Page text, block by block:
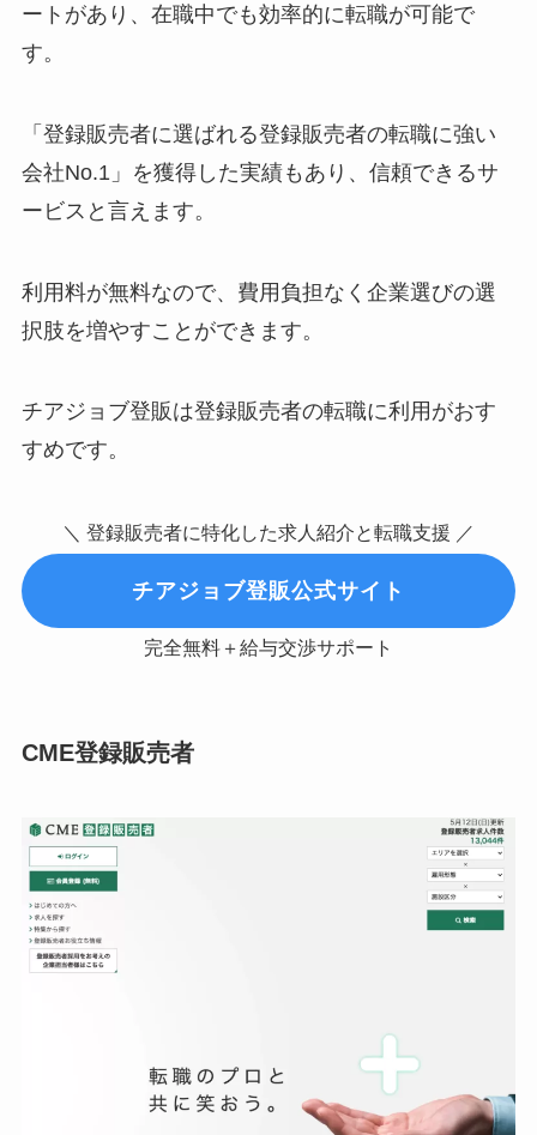
ートがあり、在職中でも効率的に転職が可能で
す。
「登録販売者に選ばれる登録販売者の転職に強い
会社No.1」を獲得した実績もあり、信頼できるサ
ービスと言えます。
利用料が無料なので、費用負担なく企業選びの選
択肢を増やすことができます。
チアジョブ登販は登録販売者の転職に利用がおす
すめです。
＼ 登録販売者に特化した求人紹介と転職支援 ／
チアジョブ登販公式サイト
完全無料＋給与交渉サポート
CME登録販売者